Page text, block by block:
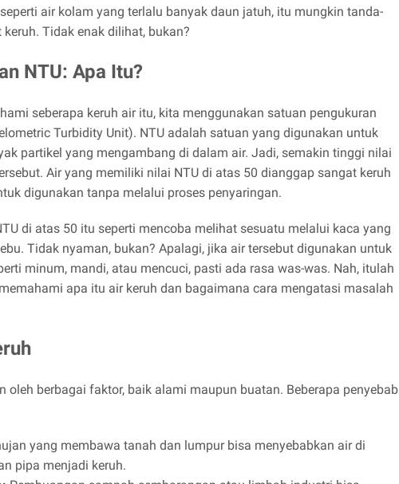
air kolam yang terlalu banyak daun jatuh, itu mungkin tanda-
Tidak enak dilihat, bukan?
NTU: Apa Itu?
seberapa keruh air itu, kita menggunakan satuan pengukuran
Turbidity Unit). NTU adalah satuan yang digunakan untuk
partikel yang mengambang di dalam air. Jadi, semakin tinggi nilai
Air yang memiliki nilai NTU di atas 50 dianggap sangat keruh
digunakan tanpa melalui proses penyaringan.
di atas 50 itu seperti mencoba melihat sesuatu melalui kaca yang
Tidak nyaman, bukan? Apalagi, jika air tersebut digunakan untuk
minum, mandi, atau mencuci, pasti ada rasa was-was. Nah, itulah
apa itu air keruh dan bagaimana cara mengatasi masalah
oleh berbagai faktor, baik alami maupun buatan. Beberapa penyebab
yang membawa tanah dan lumpur bisa menyebabkan air di
pipa menjadi keruh.